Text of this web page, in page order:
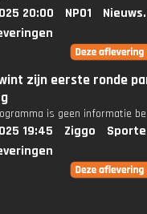
20:00 NPO1
zijn eerste ronde
is geen informatie
19:45 Ziggo